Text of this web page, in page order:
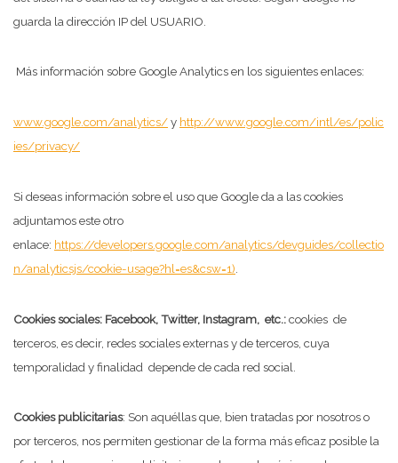
guarda la dirección IP del USUARIO.
Más información sobre Google Analytics en los siguientes enlaces:
www.google.com/analytics/y http://www.google.com/intl/es/polic
ies/privacy/
Si deseas información sobre el uso que Google da a las cookies
adjuntamos este otro
enlace: https://developers.google.com/analytics/devguides/collectio
n/analyticsjs/cookie-usage?hl=es&csw=1)
Cookies sociales: Facebook, Twitter, Instagram, etc.:cookies de
terceros, es decir, redes sociales externas y de terceros, cuya
temporalidad y finalidad depende de cada red social.
Cookies publicitarias: Son aquéllas que, bien tratadas por nosotros o
por terceros, nos permiten gestionar de la forma más eficaz posible la